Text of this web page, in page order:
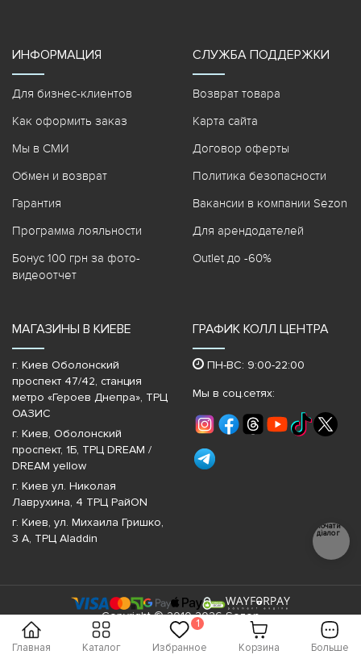
Главная Каталог Избранное
1
Корзина Больше
ИНФОРМАЦИЯ
Для бизнес-клиентов
Как оформить заказ
Мы в СМИ
Обмен и возврат
Гарантия
Программа лояльности
Бонус 100 грн за фото-
видеоотчет
СЛУЖБА ПОДДЕРЖКИ
Возврат товара
Карта сайта
Договор оферты
Политика безопасности
Вакансии в компании Sezon
Для арендодателей
Outlet до -60%
МАГАЗИНЫ В КИЕВЕ
г. Киев Оболонский
проспект 47/42, станция
метро «Героев Днепра»‎, ТРЦ
ОАЗИС
г. Киев, Оболонский
проспект, 1Б, ТРЦ DREAM /
DREAM yellow
г. Киев ул. Николая
Лаврухина, 4 ТРЦ РайON
г. Киев, ул. Михаила Гришко,
3 А, ТРЦ Aladdin
ГРАФИК КОЛЛ ЦЕНТРА
ПН-ВС: 9:00-22:00
Мы в соц.сетях:
Copyright © 2010-2026 Sezon
Почати
діалог